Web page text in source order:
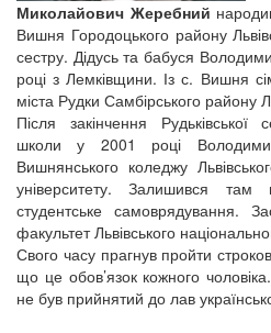
Миколайович Жеребний
Вишня Городоцького району
сестру. Дідусь та бабуся
році з Лемківщини. Із с. Вишня
міста Рудки Самбірського району
Після закінчення Рудьківської
школи у 2001 році
Вишнянського коледжу
університету. Залишився там
студентське самоврядування.
факультет Львівського
Свого часу прагнув пройти
що це обов’язок кожного
не був прийнятий до лав